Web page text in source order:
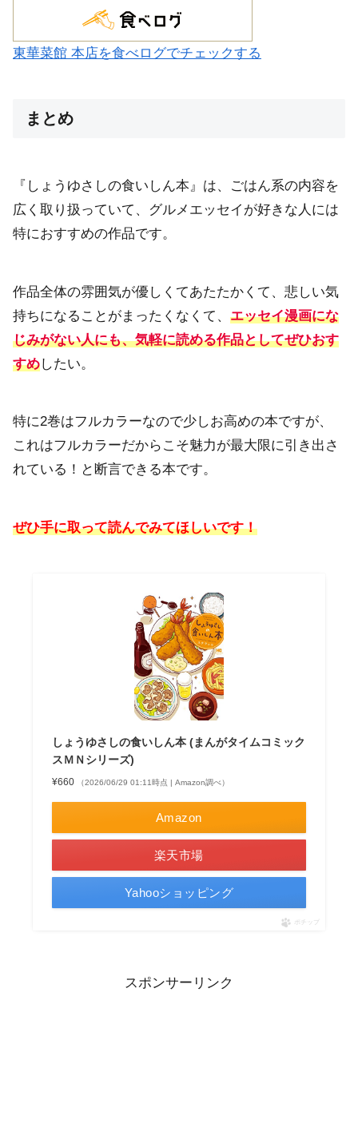
東華菜館 本店を食べログでチェックする
まとめ
『しょうゆさしの食いしん本』は、ごはん系の内容を
広く取り扱っていて、グルメエッセイが好きな人には
特におすすめの作品です。
作品全体の雰囲気が優しくてあたたかくて、悲しい気
持ちになることがまったくなくて、 エッセイ漫画にな
じみがない人にも、気軽に読める作品としてぜひおす
すめしたい。
特に2巻はフルカラーなので少しお高めの本ですが、
これはフルカラーだからこそ魅力が最大限に引き出さ
れている！と断言できる本です。
ぜひ手に取って読んでみてほしいです！
しょうゆさしの食いしん本 (まんがタイムコミック
スＭＮシリーズ)
¥660 （2026/06/29 01:11時点 | Amazon調べ）
Amazon
楽天市場
Yahooショッピング
ポチップ
スポンサーリンク